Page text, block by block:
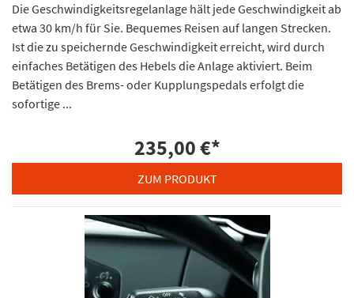
Die Geschwindigkeitsregelanlage hält jede Geschwindigkeit ab
etwa 30 km/h für Sie. Bequemes Reisen auf langen Strecken.
Ist die zu speichernde Geschwindigkeit erreicht, wird durch
einfaches Betätigen des Hebels die Anlage aktiviert. Beim
Betätigen des Brems- oder Kupplungspedals erfolgt die
sofortige ...
235,00 €*
ZUM PRODUKT